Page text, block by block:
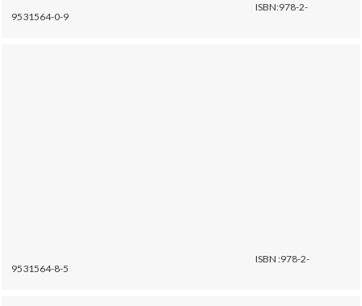
ISBN:978-2-
9531564-0-9
ISBN :978-2-
9531564-8-5